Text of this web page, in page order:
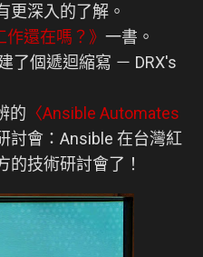
更深入的了解。
作還在嗎？》 一書。
了個遞迴縮寫 － DRX's
的 〈Ansible Automates
討會：Ansible 在台灣紅
的技術研討會了！